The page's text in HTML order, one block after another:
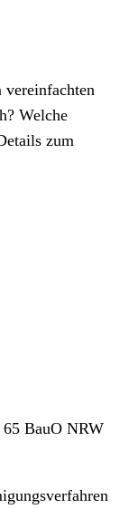
vereinfachten
Welche
zum
65 BauO NRW